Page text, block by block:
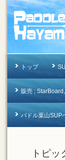
トップ
販売 ;
パドル葉山SUP
トピッ